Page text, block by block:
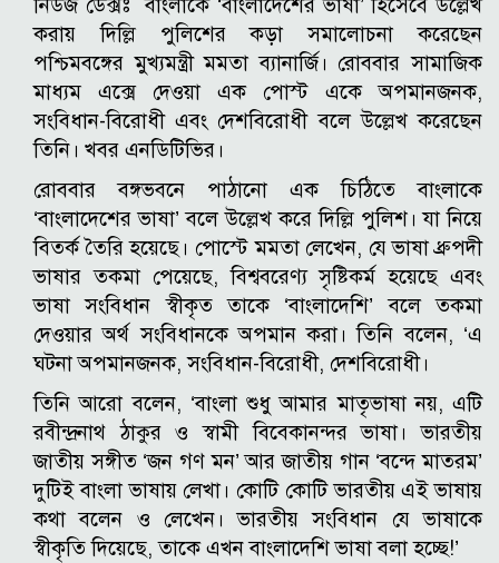
করায় দিল্লি পুলিশের কড়া সমালোচনা করেছেন
পশ্চিমবঙ্গের মুখ্যমন্ত্রী মমতা ব্যানার্জি। রোববার সামাজিক
মাধ্যম এক্সে দেওয়া এক পোস্ট একে অপমানজনক,
সংবিধান-বিরোধী এবং দেশবিরোধী বলে উল্লেখ করেছেন
তিনি। খবর এনডিটিভির।
রোববার বঙ্গভবনে পাঠানো এক চিঠিতে বাংলাকে
‘বাংলাদেশের ভাষা’ বলে উল্লেখ করে দিল্লি পুলিশ। যা নিয়ে
বিতর্ক তৈরি হয়েছে। পোস্টে মমতা লেখেন, যে ভাষা ধ্রুপদী
ভাষার তকমা পেয়েছে, বিশ্ববরেণ্য সৃষ্টিকর্ম হয়েছে এবং
ভাষা সংবিধান স্বীকৃত তাকে ‘বাংলাদেশি’ বলে তকমা
দেওয়ার অর্থ সংবিধানকে অপমান করা। তিনি বলেন, ‘এ
ঘটনা অপমানজনক, সংবিধান-বিরোধী, দেশবিরোধী।
তিনি আরো বলেন, ‘বাংলা শুধু আমার মাতৃভাষা নয়, এটি
রবীন্দ্রনাথ ঠাকুর ও স্বামী বিবেকানন্দর ভাষা। ভারতীয়
জাতীয় সঙ্গীত ‘জন গণ মন’ আর জাতীয় গান ‘বন্দে মাতরম’
দুটিই বাংলা ভাষায় লেখা। কোটি কোটি ভারতীয় এই ভাষায়
কথা বলেন ও লেখেন। ভারতীয় সংবিধান যে ভাষাকে
স্বীকৃতি দিয়েছে, তাকে এখন বাংলাদেশি ভাষা বলা হচ্ছে!’